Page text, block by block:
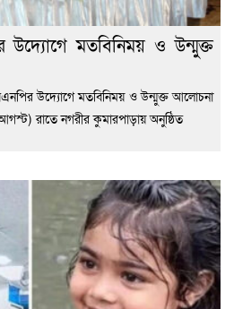
উদ্যোগে মতবিনিময় ও উন্মুক্ত
উদ্যোগে মতবিনিময় ও উন্মুক্ত আলোচনা
রাতে নগরীর কুমারপাড়ায় অনুষ্ঠিত